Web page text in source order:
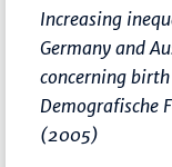
Increasing
Germany and
concerning
Demografische
(2005)